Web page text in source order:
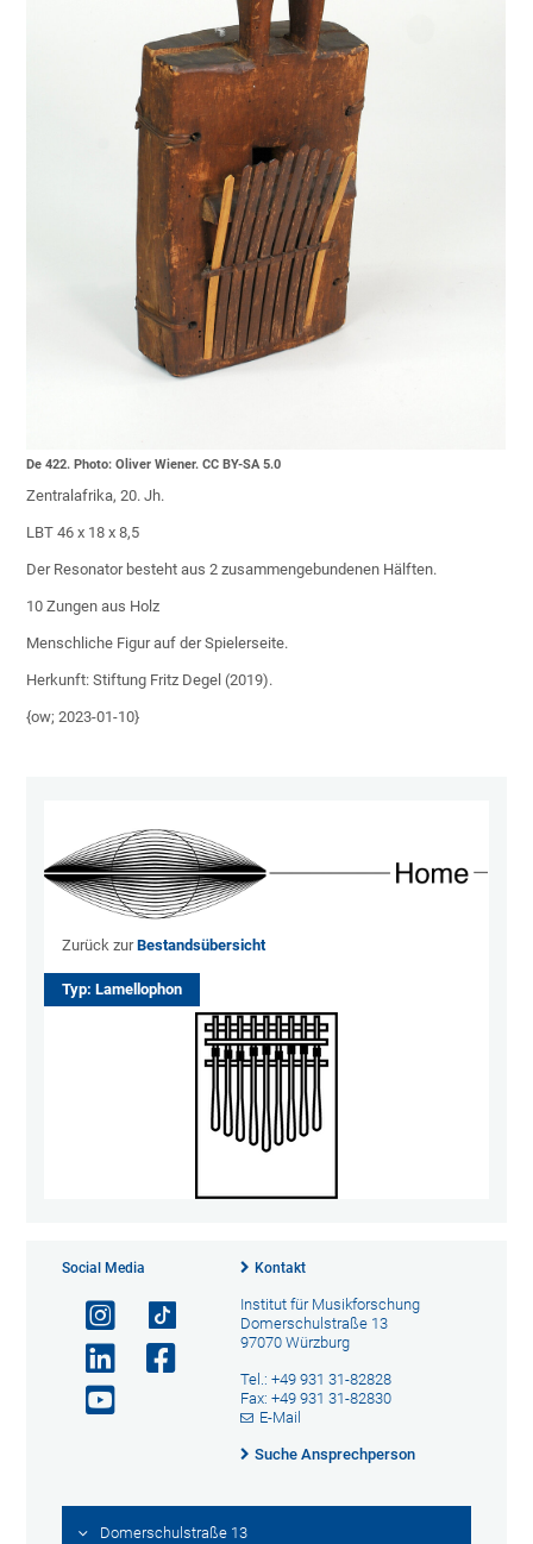
De 422. Photo: Oliver Wiener. CC BY-SA 5.0
Zentralafrika, 20. Jh.
LBT 46 x 18 x 8,5
Der Resonator besteht aus 2 zusammengebundenen Hälften.
10 Zungen aus Holz
Menschliche Figur auf der Spielerseite.
Herkunft: Stiftung Fritz Degel (2019).
{ow; 2023-01-10}
Zurück zurBestandsübersicht
Typ: Lamellophon
Social Media Kontakt
Institut für Musikforschung
Domerschulstraße 13
97070 Würzburg
Tel.: +49 931 31-82828
Fax: +49 931 31-82830
E-Mail
Suche Ansprechperson
Domerschulstraße 13